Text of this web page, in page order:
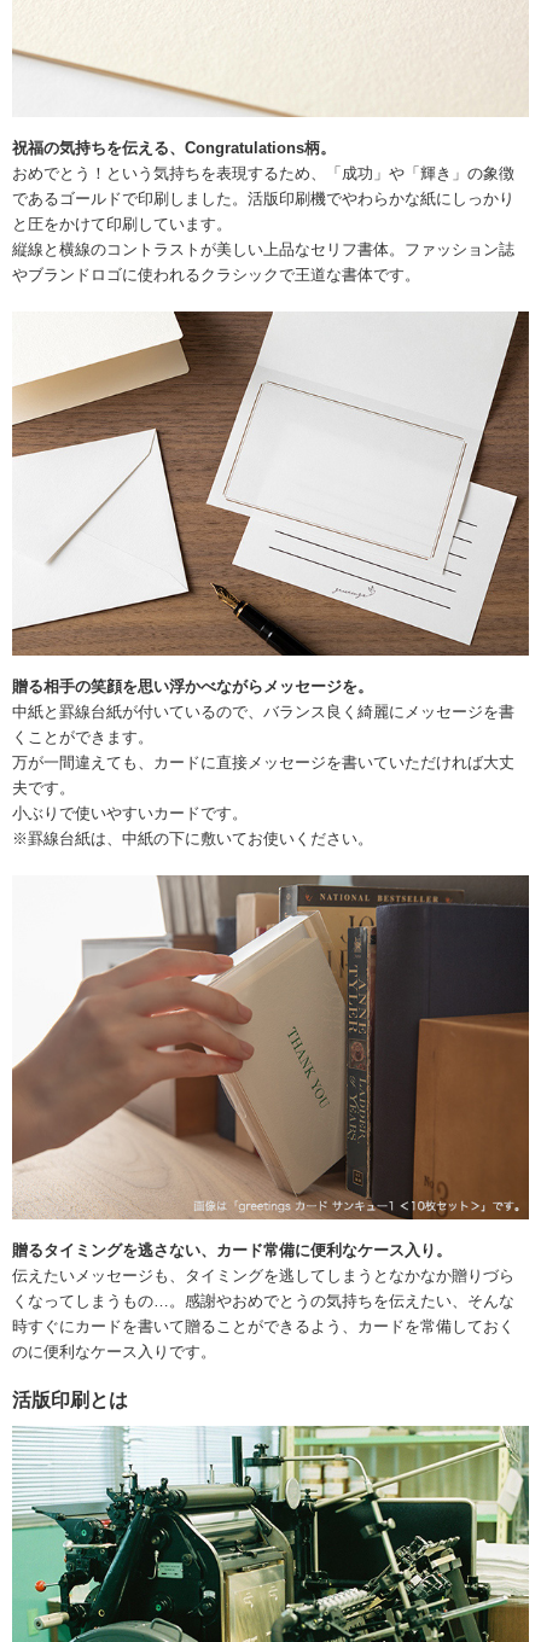
祝福の気持ちを伝える、Congratulations柄。
おめでとう！という気持ちを表現するため、「成功」や「輝き」の象徴
であるゴールドで印刷しました。活版印刷機でやわらかな紙にしっかり
と圧をかけて印刷しています。
縦線と横線のコントラストが美しい上品なセリフ書体。ファッション誌
やブランドロゴに使われるクラシックで王道な書体です。
贈る相手の笑顔を思い浮かべながらメッセージを。
中紙と罫線台紙が付いているので、バランス良く綺麗にメッセージを書
くことができます。
万が一間違えても、カードに直接メッセージを書いていただければ大丈
夫です。
小ぶりで使いやすいカードです。
※罫線台紙は、中紙の下に敷いてお使いください。
贈るタイミングを逃さない、カード常備に便利なケース入り。
伝えたいメッセージも、タイミングを逃してしまうとなかなか贈りづら
くなってしまうもの…。感謝やおめでとうの気持ちを伝えたい、そんな
時すぐにカードを書いて贈ることができるよう、カードを常備しておく
のに便利なケース入りです。
活版印刷とは